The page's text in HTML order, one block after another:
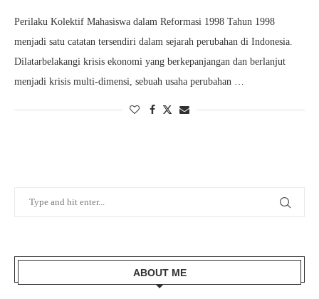
Perilaku Kolektif Mahasiswa dalam Reformasi 1998 Tahun 1998
menjadi satu catatan tersendiri dalam sejarah perubahan di Indonesia.
Dilatarbelakangi krisis ekonomi yang berkepanjangan dan berlanjut
menjadi krisis multi-dimensi, sebuah usaha perubahan …
ABOUT ME